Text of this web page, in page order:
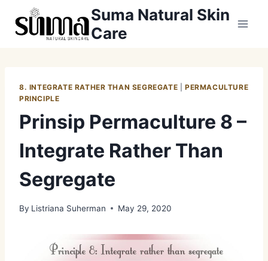
Suma Natural Skin
Care
8. INTEGRATE RATHER THAN SEGREGATE |PERMACULTURE
PRINCIPLE
Prinsip Permaculture 8 –
Integrate Rather Than
Segregate
By Listriana Suherman May 29, 2020